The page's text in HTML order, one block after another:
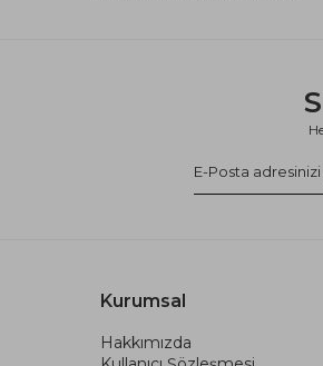
Kurumsal
Hakkımızda